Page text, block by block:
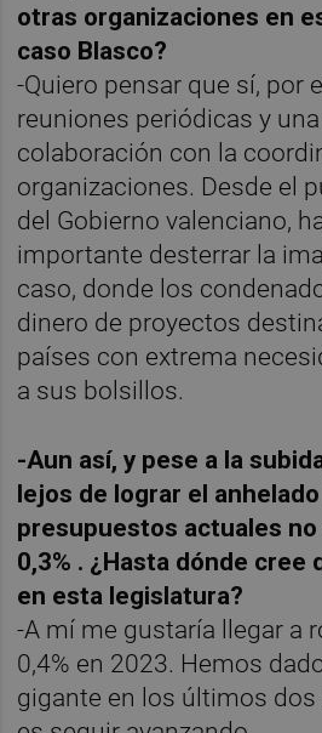
otras organizaciones en
caso Blasco?
-Quiero pensar que sí, por
reuniones periódicas y
colaboración con la
organizaciones. Desde el
del Gobierno valenciano,
importante desterrar la
caso, donde los
dinero de proyectos
países con extrema
a sus bolsillos.
-Aun así, y pese a la
lejos de lograr el
presupuestos actuales no
0,3% . ¿Hasta dónde cree
en esta legislatura?
-A mí me gustaría llegar a
0,4% en 2023. Hemos
gigante en los últimos dos